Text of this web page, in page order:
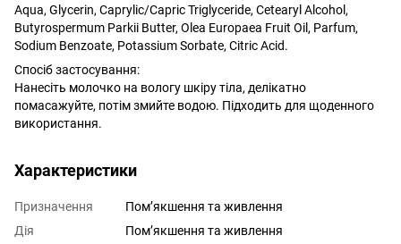
Aqua, Glycerin, Caprylic/Capric Triglyceride, Cetearyl Alcohol,
Butyrospermum Parkii Butter, Olea Europaea Fruit Oil, Parfum,
Sodium Benzoate, Potassium Sorbate, Citric Acid.
Спосіб застосування:
Нанесіть молочко на вологу шкіру тіла, делікатно
помасажуйте, потім змийте водою. Підходить для щоденного
використання.
Характеристики
Призначення
Помʼякшення та живлення
Дія
Помʼякшення та живлення